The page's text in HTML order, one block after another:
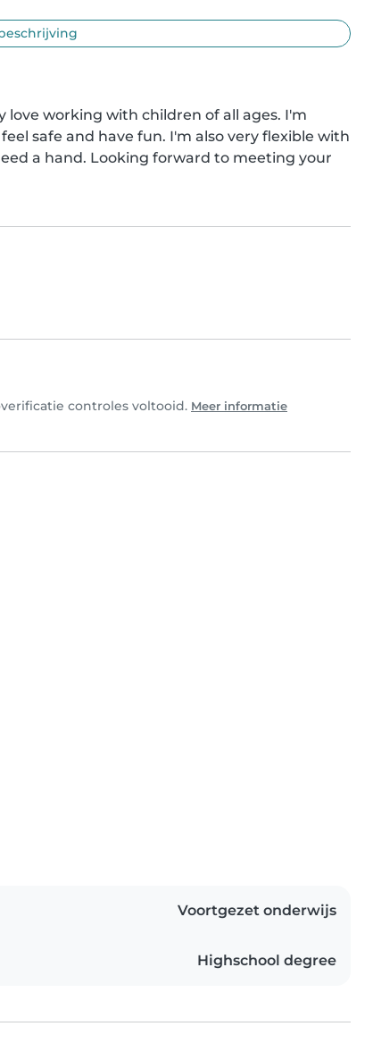
love working with children of all ages. I'm
safe and have fun. I'm also very flexible with
a hand. Looking forward to meeting your
controles voltooid. Meer informatie
Voortgezet onderwijs
Highschool degree